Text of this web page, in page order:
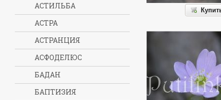
АСТИЛЬБА
АСТРА
АСТРАНЦИЯ
АСФОДЕЛЮС
БАДАН
БАПТИЗИЯ